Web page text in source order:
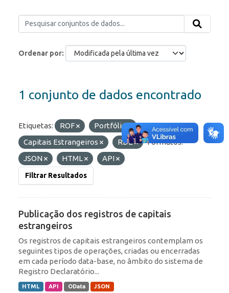
Ordenar por
1 conjunto de dados encontrado
Etiquetas: ROF
Portfólio
Capitais Estrangeiros
RDE
Formatos:
JSON
HTML API
Filtrar Resultados
Publicação dos registros de capitais
estrangeiros
Os registros de capitais estrangeiros contemplam os
seguintes tipos de operações, criadas ou encerradas
em cada período data-base, no âmbito do sistema de
Registro Declaratório...
HTML API OData JSON